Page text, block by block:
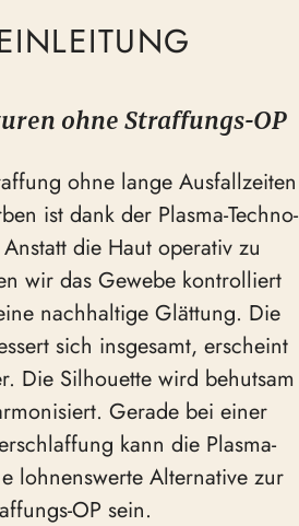
ohne Straf­fungs-OP
ohne lange Ausfall­zeiten
ist dank der Plasma-Techno­
die Haut operativ zu
wir das Gewebe kontrol­liert
nachhaltige Glättung. Die
sich insgesamt, erscheint
Die Silhouette wird behutsam
Gerade bei einer
kann die Plasma-
lohnens­werte Alter­native zur
OP sein.